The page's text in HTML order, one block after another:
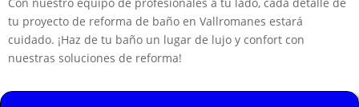
tu proyecto de reforma de baño en Vallromanes estará
cuidado. ¡Haz de tu baño un lugar de lujo y confort con
nuestras soluciones de reforma!